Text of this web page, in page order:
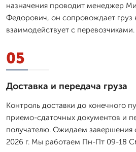
назначения проводит менеджер
Федорович, он сопровождает груз
взаимодействует с перевозчиками.
05
Доставка и передача груза
Контроль доставки до конечного
приемо-сдаточных документов и
получателю. Ожидаем завершения
2026 г. Мы работаем Пн-Пт 09-18